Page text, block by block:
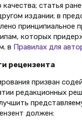
качества; статья
издании; в
принципиальное
которых
в Правилах для
рецензента
призван
редакционных
должен: